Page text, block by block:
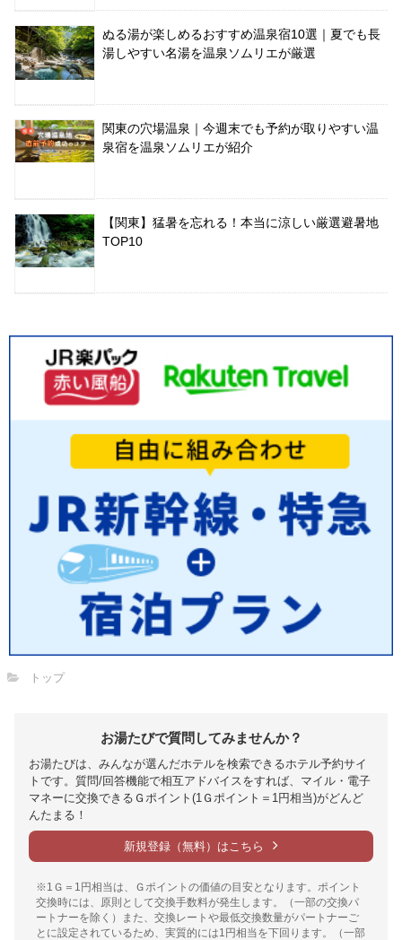
ぬる湯が楽しめるおすすめ温泉宿10選｜夏でも長
湯しやすい名湯を温泉ソムリエが厳選
関東の穴場温泉｜今週末でも予約が取りやすい温
泉宿を温泉ソムリエが紹介
【関東】猛暑を忘れる！本当に涼しい厳選避暑地
TOP10
トップ
お湯たびで質問してみませんか？
お湯たびは、みんなが選んだホテルを検索できるホテル予約サイ
トです。質問/回答機能で相互アドバイスをすれば、マイル・電子
マネーに交換できるＧポイント(1Ｇポイント＝1円相当)がどんど
んたまる！
新規登録（無料）はこちら
※1Ｇ＝1円相当は、Ｇポイントの価値の目安となります。ポイント
交換時には、原則として交換手数料が発生します。（一部の交換パ
ートナーを除く）また、交換レートや最低交換数量がパートナーご
とに設定されているため、実質的には1円相当を下回ります。（一部